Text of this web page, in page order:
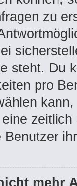
zu
steht. Du
pro
mehr